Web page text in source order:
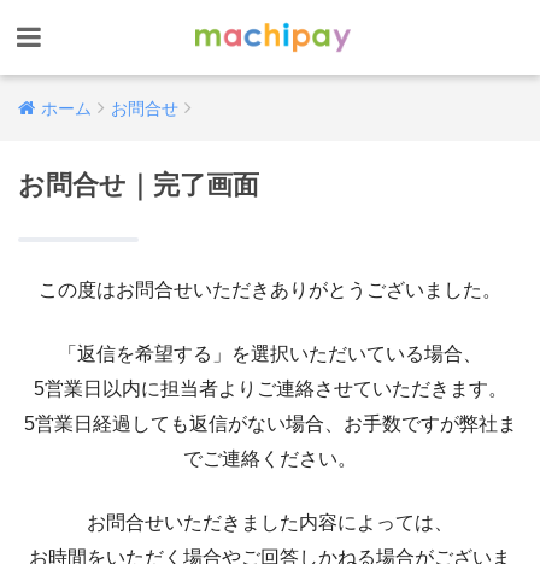
ホーム お問合せ
お問合せ｜完了画面
この度はお問合せいただきありがとうございました。
「返信を希望する」を選択いただいている場合、
5営業日以内に担当者よりご連絡させていただきます。
5営業日経過しても返信がない場合、お手数ですが弊社ま
でご連絡ください。
お問合せいただきました内容によっては、
お時間をいただく場合やご回答しかねる場合がございま